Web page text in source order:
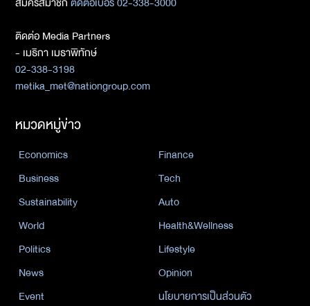
ติดต่อ Media Partners
- เมธิกา เมธาพิทักษ์
02-338-3198
metika_met@nationgroup.com
หมวดหมู่ข่าว
Economics
Finance
Business
Tech
Sustainability
Auto
World
Health&Wellness
Politics
Lifestyle
News
Opinion
Event
นโยบายการเป็นส่วนตัว